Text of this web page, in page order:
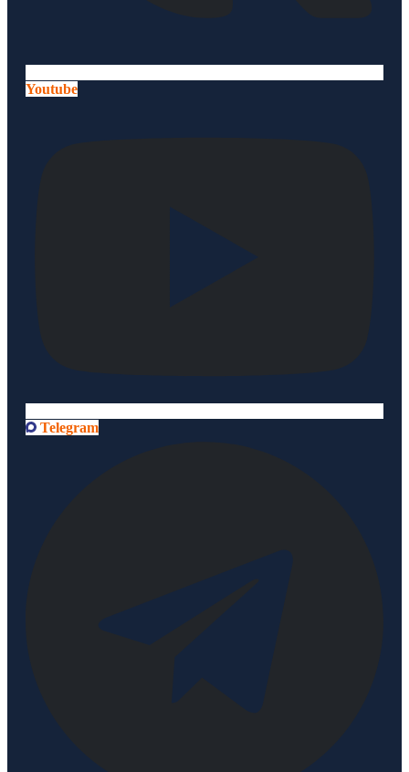
Youtube
Telegram